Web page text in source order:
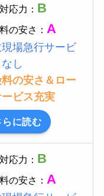
応力： B
の安さ： A
場急行サービ
し
の安さ＆ロー
ービス充実
らに読む
応力： B
の安さ： A